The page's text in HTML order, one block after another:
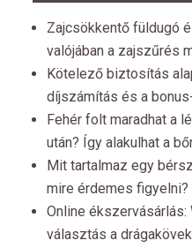
Zajcsökkentő füldugó
valójában a zajszűrés
Kötelező biztosítás
díjszámítás és a
Fehér folt maradhat a
után? Így alakulhat a
Mit tartalmaz egy
mire érdemes figyelni?
Online ékszervásárlás:
választás a